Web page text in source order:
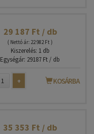
29 187 Ft / db
( Nettó ár: 22 982 Ft )
Kiszerelés: 1 db
Egységár: 29187 Ft / db
+ KOSÁRBA
35 353 Ft / db